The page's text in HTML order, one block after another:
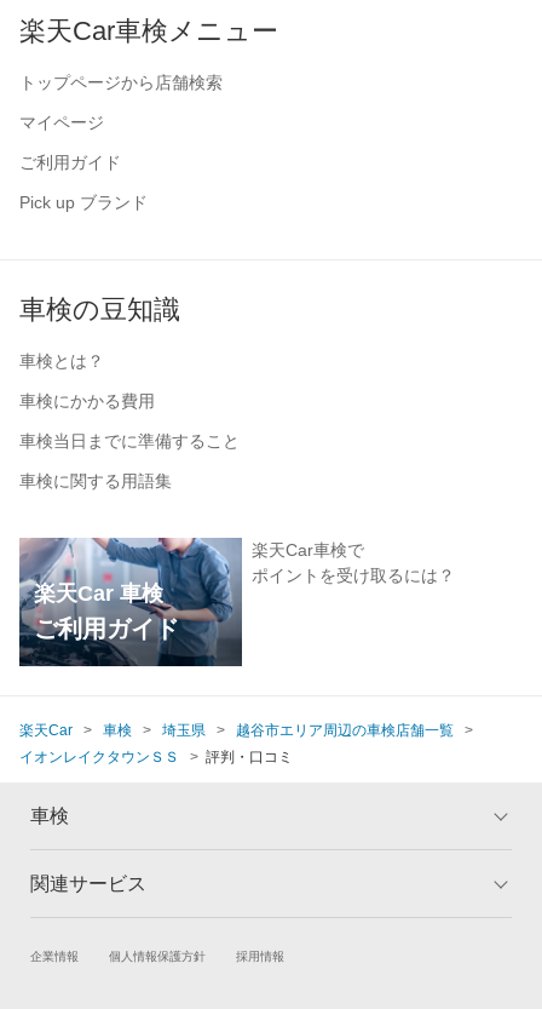
楽天Car車検メニュー
トップページから店舗検索
マイページ
ご利用ガイド
Pick up ブランド
車検の豆知識
車検とは？
車検にかかる費用
車検当日までに準備すること
車検に関する用語集
楽天Car 車検
ご利用ガイド
楽天Car車検で
ポイントを受け取るには？
楽天Car 車検 埼玉県
越谷市エリア周辺の車検店舗一覧
イオンレイクタウンＳＳ
評判・口コミ
車検
トップ
車検の基礎知識 キャンペーン一覧
関連サービス
試乗・商談 新車購入
企業情報 個人情報保護方針 採用情報